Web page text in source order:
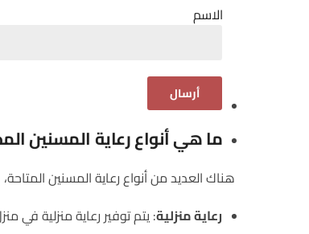
الاسم
ما هي أنواع رعاية المسنين
هناك العديد من أنواع رعاية المسنين
رعاية منزلية: يتم توفير رعاية منزلية في منزل